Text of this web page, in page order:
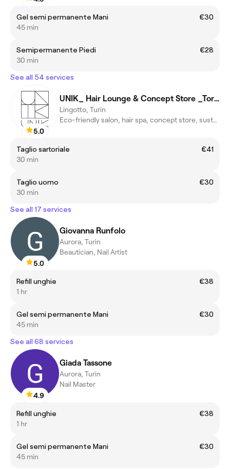
Gel semi permanente Mani
€30
45 min
Semipermanente Piedi
€28
30 min
See all 54 services
5.0
UNIK_ Hair Lounge & Concept Store _Torino
Lingotto, Turin
Eco-friendly salon, hair spa, concept store, sustainable beauty
Taglio sartoriale
€41
30 min
Taglio uomo
€30
30 min
See all 17 services
5.0
Giovanna Runfolo
Aurora, Turin
Beautician, Nail Artist
Refill unghie
€38
1 hr
Gel semi permanente Mani
€30
45 min
See all 68 services
4.9
Giada Tassone
Aurora, Turin
Nail Master
Refill unghie
€38
1 hr
Gel semi permanente Mani
€30
45 min